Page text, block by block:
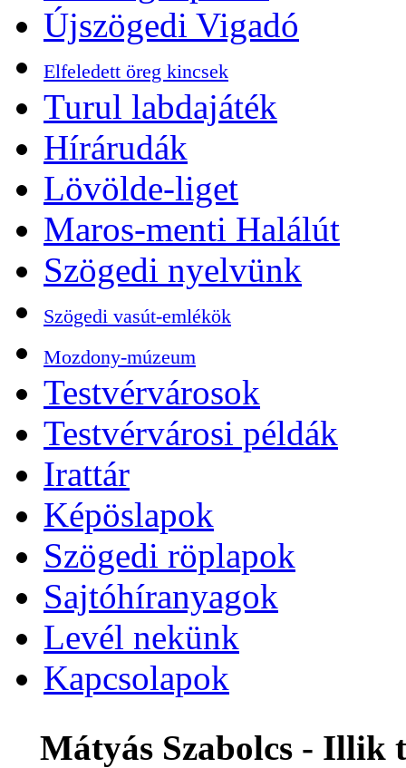
Újszögedi Vigadó
Elfeledett öreg kincsek
Turul labdajáték
Hírárudák
Lövölde-liget
Maros-menti Halálút
Szögedi nyelvünk
Szögedi vasút-emlékök
Mozdony-múzeum
Testvérvárosok
Testvérvárosi példák
Irattár
Képöslapok
Szögedi röplapok
Sajtóhíranyagok
Levél nekünk
Kapcsolapok
Mátyás Szabolcs - Illik